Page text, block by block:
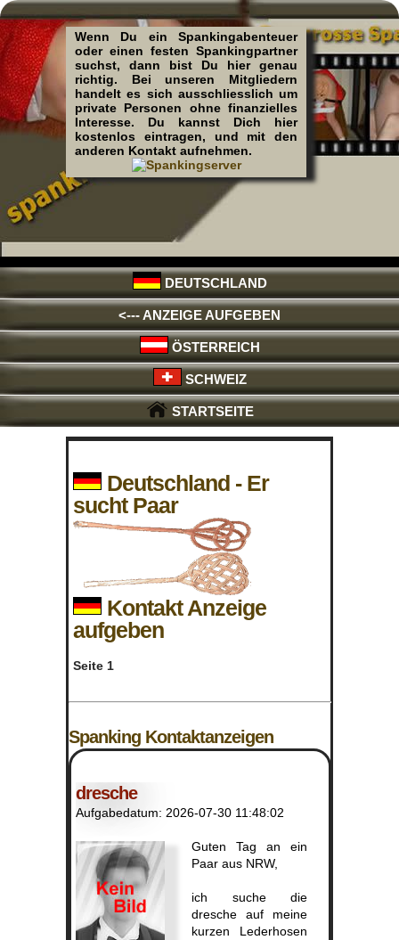
Wenn Du ein Spankingabenteuer
oder einen festen Spankingpartner
suchst, dann bist Du hier genau
richtig. Bei unseren Mitgliedern
handelt es sich ausschliesslich um
private Personen ohne finanzielles
Interesse. Du kannst Dich hier
kostenlos eintragen, und mit den
anderen Kontakt aufnehmen.
DEUTSCHLAND
<--- ANZEIGE AUFGEBEN
ÖSTERREICH
SCHWEIZ
STARTSEITE
Deutschland - Er
sucht Paar
Kontakt Anzeige
aufgeben
Seite 1
Spanking Kontaktanzeigen
dresche
Aufgabedatum: 2026-07-30 11:48:02
Guten Tag an ein
Paar aus NRW,
ich suche die
dresche auf meine
kurzen Lederhosen